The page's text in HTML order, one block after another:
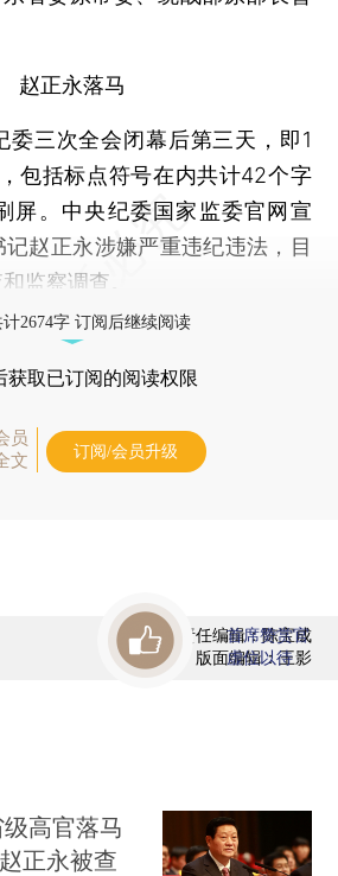
赵正永落马
三次全会闭幕后第三天，即1
包括标点符号在内共计42个字
屏。中央纪委国家监委官网宣
赵正永涉嫌严重违纪违法，目
监察调查。
2674字 订阅后继续阅读
获取已订阅的阅读权限
员
文
订阅/会员升级
责任编辑：陈宝成
版面编辑：王影
首席赞赏官
虚位以待
高官落马
正永被查